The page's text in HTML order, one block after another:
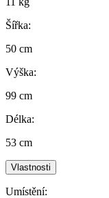
Šířka:
50 cm
Výška:
99 cm
Délka:
53 cm
Vlastnosti
Umístění: